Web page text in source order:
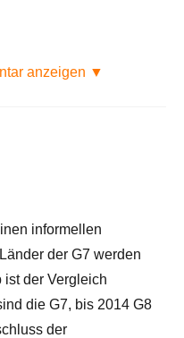
anzeigen ▼
informellen
der G7 werden
ist der Vergleich
die G7, bis 2014 G8
der